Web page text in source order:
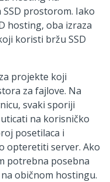
prostorom. Iako
hosting, oba izraza
koristi bržu SSD
projekte koji
za fajlove. Na
svaki sporiji
na korisničko
posetilaca i
opteretiti server. Ako
potrebna posebna
običnom hostingu.